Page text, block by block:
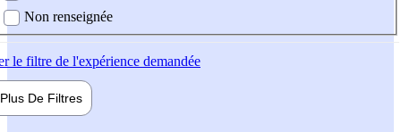
Non renseignée
le filtre de l'expérience demandée
Plus De Filtres